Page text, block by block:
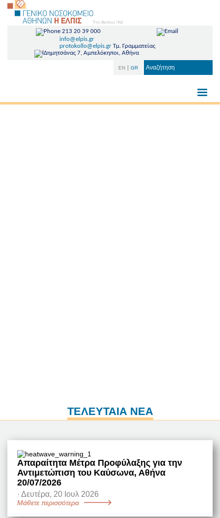
213 20 39 000
info@elpis.gr
protokollo@elpis.grΤμ. Γραμματείας
Δημητσάνας 7, Αμπελόκηποι, Αθήνα
EN GR
ΤΕΛΕΥΤΑΙΑ ΝΕΑ
Απαραίτητα Μέτρα Προφύλαξης για την
Αντιμετώπιση του Καύσωνα, Αθήνα
20/07/2026
· Δευτέρα, 20 Ιουλ 2026
Μάθετε περισσότερα